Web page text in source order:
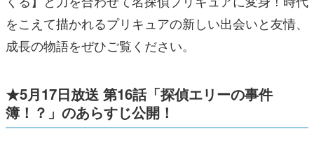
をこえて描かれるプリキュアの新しい出会いと友情、
成長の物語をぜひご覧ください。
★5月17日放送 第16話「探偵エリーの事件
簿！？」のあらすじ公開！